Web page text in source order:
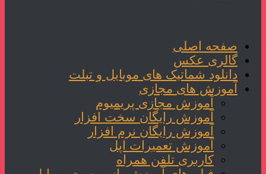
صفحه اصلی
گالری عکس
دانلود شماتیک های موبایل و تبلت
آموزش های مجازی
آموزش مجازی پریمیوم
آموزش رایگان سخت افزار
آموزش رایگان نرم افزار
آموزش تعمیرات اپل
کاربری تلفن همراه